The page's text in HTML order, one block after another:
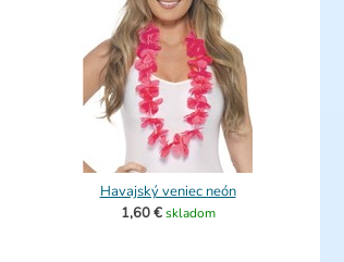
Havajský veniec neón
1,60 € skladom